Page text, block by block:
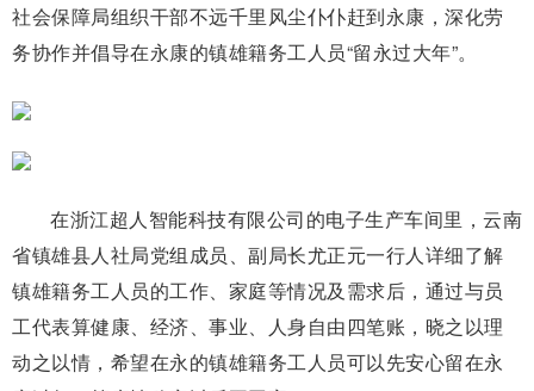
社会保障局组织干部不远千里风尘仆仆赶到永康，深化劳
务协作并倡导在永康的镇雄籍务工人员“留永过大年”。
在浙江超人智能科技有限公司的电子生产车间里，云南
省镇雄县人社局党组成员、副局长尤正元一行人详细了解
镇雄籍务工人员的工作、家庭等情况及需求后，通过与员
工代表算健康、经济、事业、人身自由四笔账，晓之以理
动之以情，希望在永的镇雄籍务工人员可以先安心留在永